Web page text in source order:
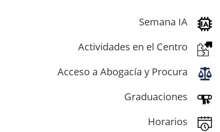
Semana IA
Actividades en el Centro
Acceso a Abogacía y Procura
Graduaciones
Horarios